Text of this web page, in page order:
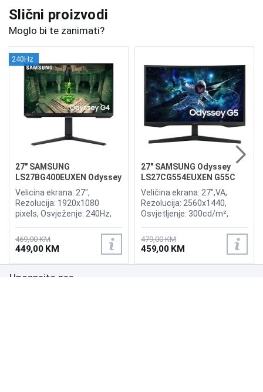
Slični proizvodi
Moglo bi te zanimati?
240Hz
27" SAMSUNG
LS27BG400EUXEN Odyssey
G4 240Hz Display
Velicina ekrana: 27",
Rezolucija: 1920x1080
pixels, Osvježenje: 240Hz,
nVidia G-Sync, Osvjetljenje:
400 cd/m², Vrijeme odziva:
1ms, Priključci: 2xHDMI,
Displayport 1.2
469,00 KM
449,00 KM
27" SAMSUNG Odyssey
LS27CG554EUXEN G55C
165Hz Curved Display
Veličina ekrana: 27",VA,
Rezolucija: 2560x1440,
Osvjetljenje: 300cd/m²,
Osvježenje: 165Hz, AMD
FreeSync Premium Pro,
Priključci: HDMI, DisplayPort
479,00 KM
459,00 KM
Upoznajte nas